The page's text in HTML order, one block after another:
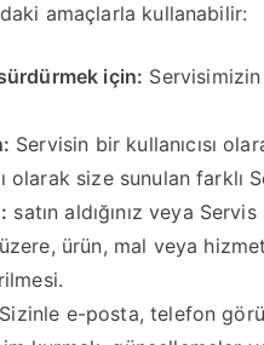
amaçlarla kullanabilir:
için: Servisimizin
Servisin bir kullanıcısı
olarak size sunulan
satın aldığınız veya
ürün, mal veya
Sizinle e-posta, telefon